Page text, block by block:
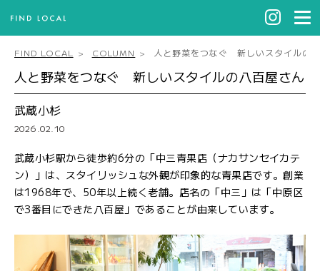
FIND LOCAL COLUMN 人と野菜をつなぐ 新しいスタイルの
人と野菜をつなぐ 新しいスタイルの八百屋さん
武蔵小杉
2026.02.10
武蔵小杉駅から徒歩約6分の「中三青果店（ナカサンセイカテ
ン）」は、スタイリッシュな外観が印象的な青果店です。創業
は1968年で、50年以上続く老舗。店名の「中三」は「中原区
で3番目にできた八百屋」であることが由来しています。